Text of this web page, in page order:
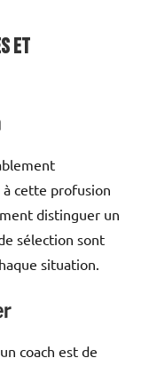
et
à cette profusion
distinguer un
sélection sont
situation.
coach est de